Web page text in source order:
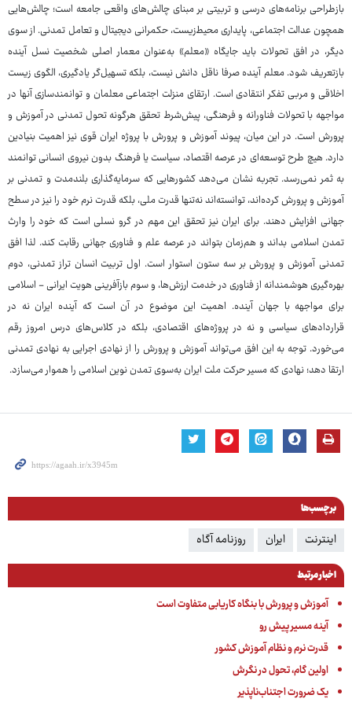
بازطراحی برنامه‌های درسی و تربیتی بر مبنای چالش‌های واقعی جامعه است؛ چالش‌هایی
همچون عدالت اجتماعی، پایداری محیط‌زیست، حکمرانی دیجیتال و تعامل تمدنی. از سوی
دیگر، در افق تحولات باید جایگاه «معلم» به‌عنوان معمار اصلی شخصیت نسل آینده
بازتعریف شود. معلم آینده صرفا ناقل دانش نیست، بلکه تسهیل‌گر یادگیری، الگوی زیست
اخلاقی و مربی تفکر انتقادی است. ارتقای منزلت اجتماعی معلمان و توانمندسازی آنها در
مواجهه با تحولات فناورانه و فرهنگی، پیش‌شرط تحقق هرگونه تحول تمدنی در آموزش و
پرورش است. در این میان، پیوند آموزش و پرورش با پروژه ایران قوی نیز اهمیت بنیادین
دارد. هیچ طرح توسعه‌ای در عرصه اقتصاد، سیاست یا فرهنگ بدون نیروی انسانی توانمند
به ثمر نمی‌رسد. تجربه نشان می‌دهد کشورهایی که سرمایه‌گذاری بلندمدت و تمدنی بر
آموزش و پرورش کرده‌اند، توانسته‌اند نه‌تنها قدرت ملی، بلکه قدرت نرم خود را نیز در سطح
جهانی افزایش دهند. برای ایران نیز تحقق این مهم در گرو نسلی است که خود را وارث
تمدن اسلامی بداند و هم‌زمان بتواند در عرصه علم و فناوری جهانی رقابت کند. لذا افق
تمدنی آموزش و پرورش بر سه ستون استوار است. اول تربیت انسان تراز تمدنی، دوم
بهره‌گیری هوشمندانه از فناوری در خدمت ارزش‌ها، و سوم بازآفرینی هویت ایرانی - اسلامی
برای مواجهه با جهان آینده. اهمیت این موضوع در آن است که آینده ایران نه در
قراردادهای سیاسی و نه در پروژه‌های اقتصادی، بلکه در کلاس‌های درس امروز رقم
می‌خورد. توجه به این افق می‌تواند آموزش و پرورش را از نهادی اجرایی به نهادی تمدنی
ارتقا دهد؛ نهادی که مسیر حرکت ملت ایران به‌سوی تمدن نوین اسلامی را هموار می‌سازد.
برچسب‌ها
اینترنت ایران روزنامه آگاه
اخبار مرتبط
آموزش و پرورش با بنگاه کاریابی متفاوت است
آینه مسیر پیش رو
قدرت نرم و نظام آموزش کشور
اولین گام، تحول در نگرش
یک ضرورت اجتناب‌ناپذیر